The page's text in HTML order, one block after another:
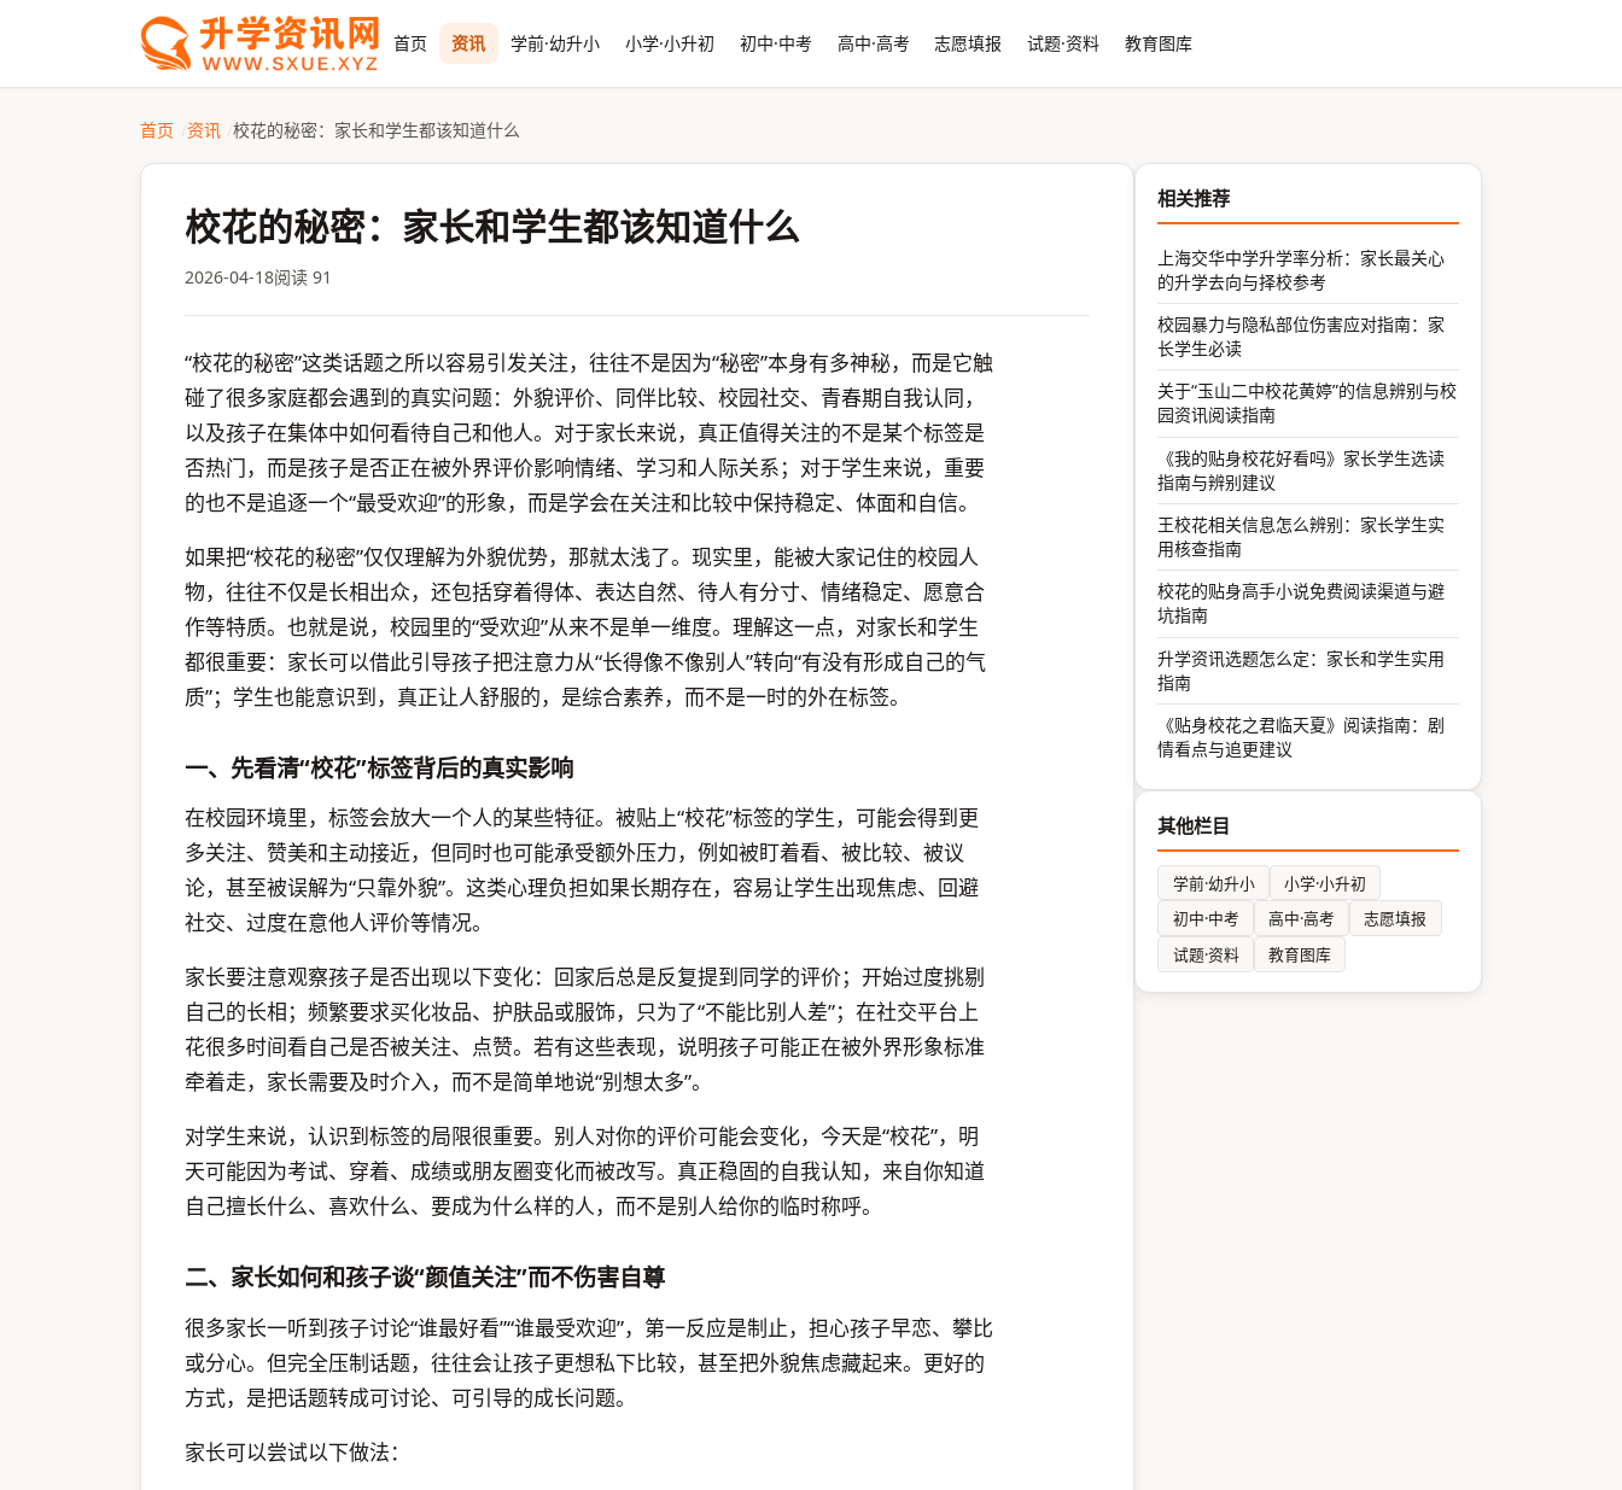
首页 资讯 学前·幼升小 小学·小升初 初中·中考 高中·高考 志愿填报 试题·资料 教育图库
首页 资讯 校花的秘密：家长和学生都该知道什么
校花的秘密：家长和学生都该知道什么
2026-04-18阅读 91
“校花的秘密”这类话题之所以容易引发关注，往往不是因为“秘密”本身有多神秘，而是它触
碰了很多家庭都会遇到的真实问题：外貌评价、同伴比较、校园社交、青春期自我认同，
以及孩子在集体中如何看待自己和他人。对于家长来说，真正值得关注的不是某个标签是
否热门，而是孩子是否正在被外界评价影响情绪、学习和人际关系；对于学生来说，重要
的也不是追逐一个“最受欢迎”的形象，而是学会在关注和比较中保持稳定、体面和自信。
如果把“校花的秘密”仅仅理解为外貌优势，那就太浅了。现实里，能被大家记住的校园人
物，往往不仅是长相出众，还包括穿着得体、表达自然、待人有分寸、情绪稳定、愿意合
作等特质。也就是说，校园里的“受欢迎”从来不是单一维度。理解这一点，对家长和学生
都很重要：家长可以借此引导孩子把注意力从“长得像不像别人”转向“有没有形成自己的气
质”；学生也能意识到，真正让人舒服的，是综合素养，而不是一时的外在标签。
一、先看清“校花”标签背后的真实影响
在校园环境里，标签会放大一个人的某些特征。被贴上“校花”标签的学生，可能会得到更
多关注、赞美和主动接近，但同时也可能承受额外压力，例如被盯着看、被比较、被议
论，甚至被误解为“只靠外貌”。这类心理负担如果长期存在，容易让学生出现焦虑、回避
社交、过度在意他人评价等情况。
家长要注意观察孩子是否出现以下变化：回家后总是反复提到同学的评价；开始过度挑剔
自己的长相；频繁要求买化妆品、护肤品或服饰，只为了“不能比别人差”；在社交平台上
花很多时间看自己是否被关注、点赞。若有这些表现，说明孩子可能正在被外界形象标准
牵着走，家长需要及时介入，而不是简单地说“别想太多”。
对学生来说，认识到标签的局限很重要。别人对你的评价可能会变化，今天是“校花”，明
天可能因为考试、穿着、成绩或朋友圈变化而被改写。真正稳固的自我认知，来自你知道
自己擅长什么、喜欢什么、要成为什么样的人，而不是别人给你的临时称呼。
二、家长如何和孩子谈“颜值关注”而不伤害自尊
很多家长一听到孩子讨论“谁最好看”“谁最受欢迎”，第一反应是制止，担心孩子早恋、攀比
或分心。但完全压制话题，往往会让孩子更想私下比较，甚至把外貌焦虑藏起来。更好的
方式，是把话题转成可讨论、可引导的成长问题。
家长可以尝试以下做法：
相关推荐
上海交华中学升学率分析：家长最关心
的升学去向与择校参考
校园暴力与隐私部位伤害应对指南：家
长学生必读
关于“玉山二中校花黄婷”的信息辨别与校
园资讯阅读指南
《我的贴身校花好看吗》家长学生选读
指南与辨别建议
王校花相关信息怎么辨别：家长学生实
用核查指南
校花的贴身高手小说免费阅读渠道与避
坑指南
升学资讯选题怎么定：家长和学生实用
指南
《贴身校花之君临天夏》阅读指南：剧
情看点与追更建议
其他栏目
学前·幼升小
小学·小升初
初中·中考
高中·高考
志愿填报
试题·资料
教育图库